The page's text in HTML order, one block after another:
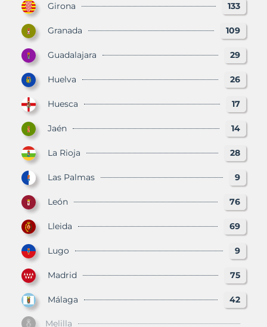
Girona 133
Granada 109
Guadalajara 29
Huelva 26
Huesca 17
Jaén 14
La Rioja 28
Las Palmas 9
León 76
Lleida 69
Lugo 9
Madrid 75
Málaga 42
Melilla